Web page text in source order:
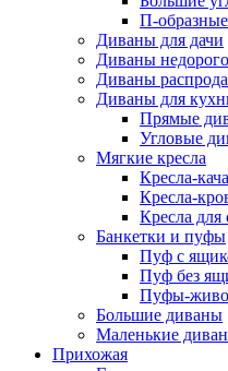
П-
Диваны для дачи
Диваны недорого
Диваны
Диваны для
Прямые
Угловые
Мягкие кресла
Кресла-
Кресла-
Кресла для
Банкетки и пуфы
Пуф с
Пуф без
Пуфы-
Большие диваны
Маленькие
Прихожая